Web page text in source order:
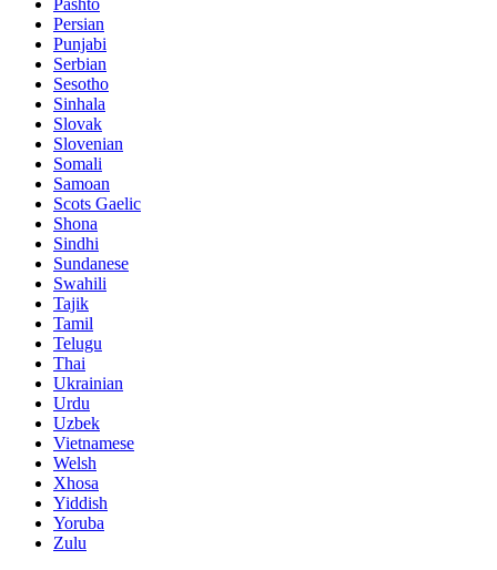
Pashto
Persian
Punjabi
Serbian
Sesotho
Sinhala
Slovak
Slovenian
Somali
Samoan
Scots Gaelic
Shona
Sindhi
Sundanese
Swahili
Tajik
Tamil
Telugu
Thai
Ukrainian
Urdu
Uzbek
Vietnamese
Welsh
Xhosa
Yiddish
Yoruba
Zulu